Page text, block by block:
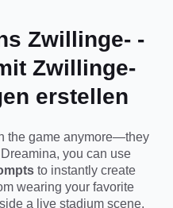
Ergebnisse.
Zwillinge- -
Zwillinge-
erstellen
the game anymore—they
you can use
to instantly create
wearing your favorite
a live stadium scene.